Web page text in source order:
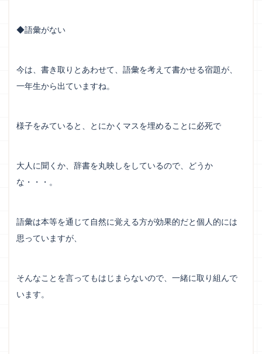
◆語彙がない
今は、書き取りとあわせて、語彙を考えて書かせる宿題が、
一年生から出ていますね。
様子をみていると、とにかくマスを埋めることに必死で
大人に聞くか、辞書を丸映しをしているので、どうか
な・・・。
語彙は本等を通じて自然に覚える方が効果的だと個人的には
思っていますが、
そんなことを言ってもはじまらないので、一緒に取り組んで
います。